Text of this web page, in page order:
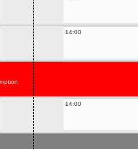
14:00
14:00